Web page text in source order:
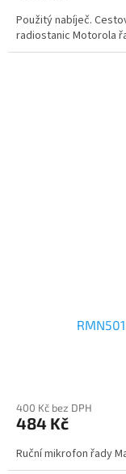
Použitý nabíječ.
radiostanic Motorola
400 Kč bez DPH
484 Kč
Ruční mikrofon řady